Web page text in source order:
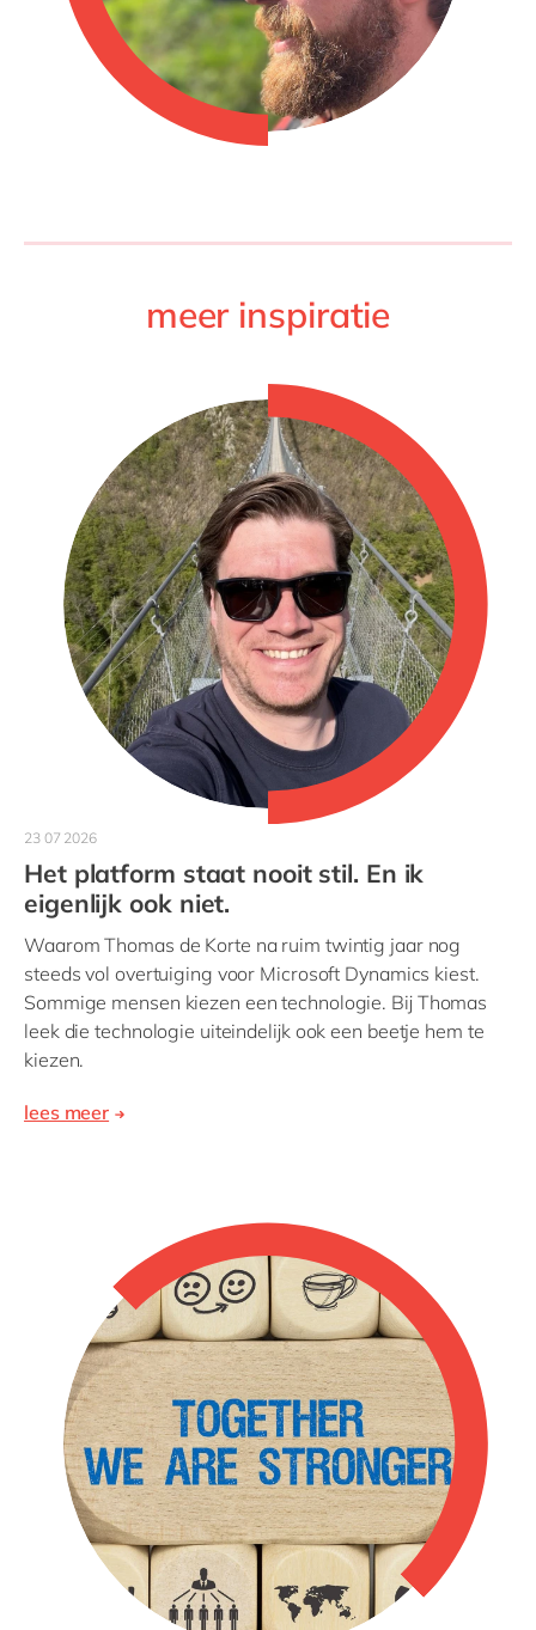
meer inspiratie
23 07 2026
Het platform staat nooit stil. En ik
eigenlijk ook niet.
Waarom Thomas de Korte na ruim twintig jaar nog
steeds vol overtuiging voor Microsoft Dynamics kiest.
Sommige mensen kiezen een technologie. Bij Thomas
leek die technologie uiteindelijk ook een beetje hem te
kiezen.
lees meer